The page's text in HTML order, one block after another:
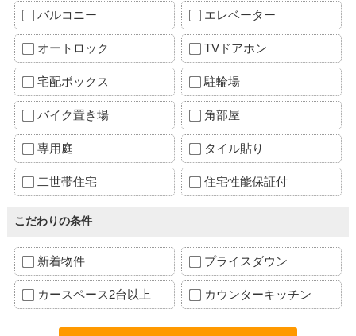
バルコニー エレベーター
オートロック TVドアホン
宅配ボックス 駐輪場
バイク置き場 角部屋
専用庭 タイル貼り
二世帯住宅 住宅性能保証付
こだわりの条件
新着物件 プライスダウン
カースペース2台以上 カウンターキッチン